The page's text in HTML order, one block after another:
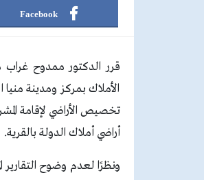
Facebook
قرر الدكتور ممدوح غراب
الأملاك بمركز ومدينة
تخصيص الأراضي لإقامة
أراضي أملاك الدولة بالقرية.
ونظرًا لعدم وضوح